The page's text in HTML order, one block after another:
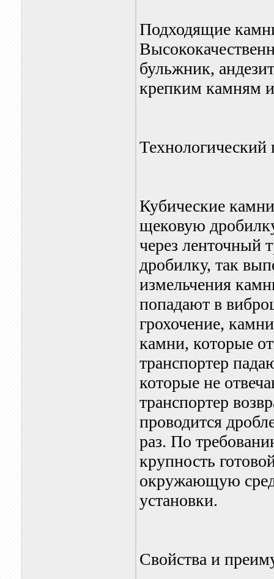
Подходящие
бульжник,
крепким камням
Технологический
Кубические
щековую
через ленточный
дробилку, так
измельчения
попадают в
грохочение,
камни, которые
транспортер
которые не
транспортер
проводится
раз. По
крупность
окружающую
установки.
Свойства и